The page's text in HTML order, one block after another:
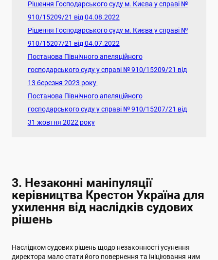
Рішення Господарського суду м. Києва у справі №
910/15209/21 від 04.08.2022
Рішення Господарського суду м. Києва у справі №
910/15207/21 від 04.07.2022
Постанова Північного апеляційного
господарського суду у справі № 910/15209/21 від
13 березня 2023 року
Постанова Північного апеляційного
господарського суду у справі № 910/15207/21 від
31 жовтня 2022 року
3. Незаконні маніпуляції
керівництва Крестон Україна для
ухилення від наслідків судових
рішень
Наслідком судових рішень щодо незаконності усунення
директора мало стати його повернення та ініціювання ним